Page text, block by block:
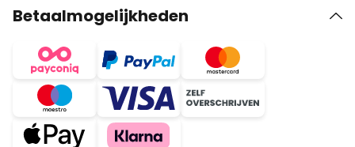
Betaalmogelijkheden